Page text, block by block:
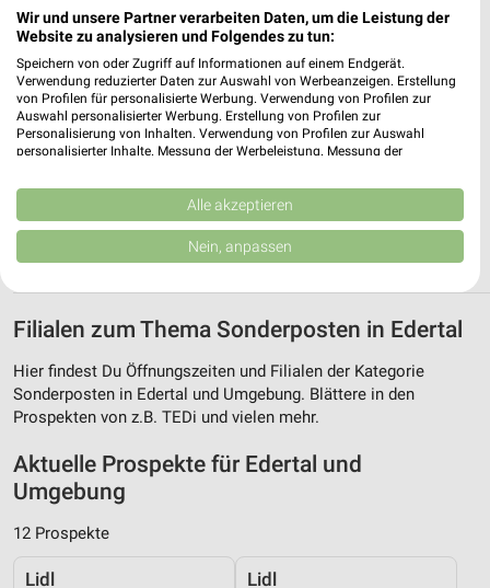
Heute 09:00 - 14:00 Uhr | Geöffnet
306,92 km
Tedi Kassel Süd
34121 Kassel Süd
Heute 09:00 - 19:00 Uhr | Geöffnet
300,98 km
Filialen zum Thema Sonderposten in Edertal
Hier findest Du Öffnungszeiten und Filialen der Kategorie
Sonderposten in Edertal und Umgebung. Blättere in den
Prospekten von z.B. TEDi und vielen mehr.
Aktuelle Prospekte für Edertal und
Umgebung
12 Prospekte
Lidl Lidl
Wir und unsere Partner verarbeiten Daten, um die Leistung der
Website zu analysieren und Folgendes zu tun:
Speichern von oder Zugriff auf Informationen auf einem Endgerät.
Verwendung reduzierter Daten zur Auswahl von Werbeanzeigen. Erstellung
von Profilen für personalisierte Werbung. Verwendung von Profilen zur
Auswahl personalisierter Werbung. Erstellung von Profilen zur
Personalisierung von Inhalten. Verwendung von Profilen zur Auswahl
personalisierter Inhalte. Messung der Werbeleistung. Messung der
Kombinationen von Daten aus verschiedenen Quellen. Entwicklung und
Verbesserung der Angebote. Verwendung reduzierter Daten zur Auswahl
von Inhalten.
Daten können außerhalb der Europäischen Union weitergegeben und in die
Website/App.
Partnerliste anzeigen (1 IAB-Anbieter)
IAB-Verarbeitungszwecke:
Speichern von oder Zugriff auf Informationen
Verwendung reduzierter Daten zur Auswahl von
Werbeanzeigen
Erstellung von Profilen für personalisierte
Alle akzeptieren
Nein, anpassen